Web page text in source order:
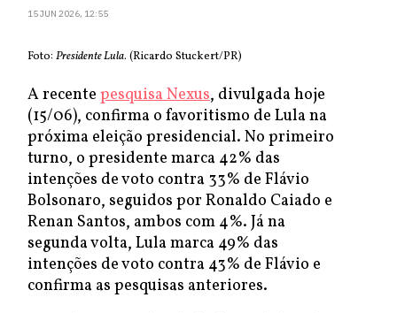
15 JUN 2026, 12:55
Foto: Presidente Lula. (Ricardo Stuckert/PR)
A recente pesquisa Nexus, divulgada hoje
(15/06), confirma o favoritismo de Lula na
próxima eleição presidencial. No primeiro
turno, o presidente marca 42% das
intenções de voto contra 33% de Flávio
Bolsonaro, seguidos por Ronaldo Caiado e
Renan Santos, ambos com 4%. Já na
segunda volta, Lula marca 49% das
intenções de voto contra 43% de Flávio e
confirma as pesquisas anteriores.